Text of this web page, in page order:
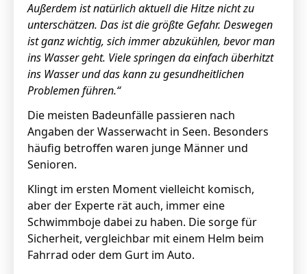
Außerdem ist natürlich aktuell die Hitze nicht zu
unterschätzen. Das ist die größte Gefahr. Deswegen
ist ganz wichtig, sich immer abzukühlen, bevor man
ins Wasser geht. Viele springen da einfach überhitzt
ins Wasser und das kann zu gesundheitlichen
Problemen führen.“
Die meisten Badeunfälle passieren nach
Angaben der Wasserwacht in Seen. Besonders
häufig betroffen waren junge Männer und
Senioren.
Klingt im ersten Moment vielleicht komisch,
aber der Experte rät auch, immer eine
Schwimmboje dabei zu haben. Die sorge für
Sicherheit, vergleichbar mit einem Helm beim
Fahrrad oder dem Gurt im Auto.